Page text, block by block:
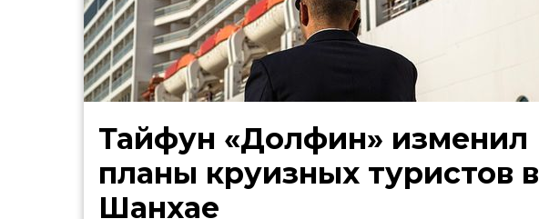
Тайфун «Долфин» изменил
планы круизных туристов в
Шанхае